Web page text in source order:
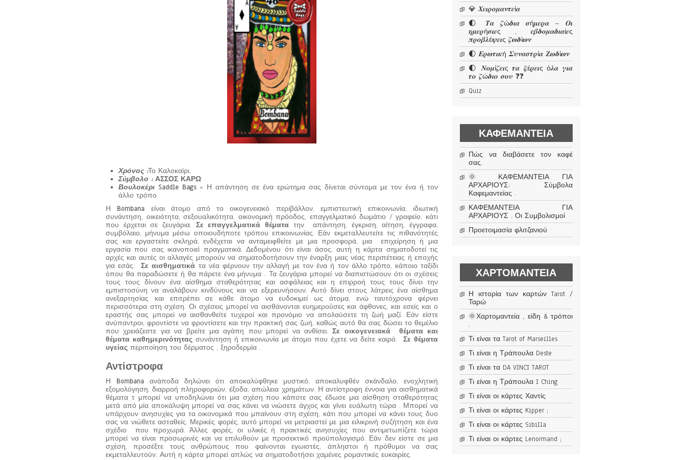
Χρόνος :Το Καλοκαίρι.
Σύμβολο : ΑΣΣΟΣ ΚΑΡΩ
Βουλοκέρι Saddle Bags = Η απάντηση σε ένα ερώτημα σας δίνεται σύντομα με τον ένα ή τον
άλλο τρόπο.
Η Bombana είναι άτομο από το οικογενειακό περιβάλλον, εμπιστευτική επικοινωνία, ιδιωτική
συνάντηση, οικειότητα, σεξουαλικότητα, οικονομική πρόοδος, επαγγελματικό δωμάτιο / γραφείο, κάτι
που έρχεται σε ζευγάρια. Σε επαγγελματικά θέματα την απάντηση, έγκριση, αίτηση, έγγραφα,
συμβόλαιο, μήνυμα μέσω οποιουδήποτε τρόπου επικοινωνίας. Εάν εκμεταλλευτείτε τις πιθανότητές
σας και εργαστείτε σκληρά, ενδέχεται να ανταμειφθείτε με μια προσφορά, μια επιχείρηση ή μια
εργασία που σας ικανοποιεί πραγματικά. Δεδομένου ότι είναι άσος, αυτή η κάρτα σηματοδοτεί τις
αρχές και αυτές οι αλλαγές μπορούν να σηματοδοτήσουν την έναρξη μιας νέας περιπέτειας ή εποχής
για εσάς.Σε αισθηματικά τα νέα φέρνουν την αλλαγή με τον ένα ή τον άλλο τρόπο, κάποιο ταξίδι
όπου θα παραδώσετε ή θα πάρετε ένα μήνυμα . Τα ζευγάρια μπορεί να διαπιστώσουν ότι οι σχέσεις
τους τους δίνουν ένα αίσθημα σταθερότητας και ασφάλειας και η επιρροή τους τους δίνει την
εμπιστοσύνη να αναλάβουν κινδύνους και να εξερευνήσουν. Αυτό δίνει στους λάτρεις ένα αίσθημα
ανεξαρτησίας και επιτρέπει σε κάθε άτομο να ευδοκιμεί ως άτομα, ενώ ταυτόχρονα φέρνει
περισσότερα στη σχέση. Οι σχέσεις μπορεί να αισθάνονται ευημερούσες και άφθονες, και εσείς και ο
εραστής σας μπορεί να αισθανθείτε τυχεροί και προνόμιο να απολαύσετε τη ζωή μαζί. Εάν είστε
ανύπαντροι, φροντίστε να φροντίσετε και την πρακτική σας ζωή, καθώς αυτό θα σας δώσει το θεμέλιο
που χρειάζεστε για να βρείτε μια αγάπη που μπορεί να ανθίσει.Σε οικογενειακά θέματα και
θέματα καθημερινότητας συνάντηση ή επικοινωνία με άτομο που έχετε να δείτε καιρό. Σε θέματα
υγείας περιποίηση του δέρματος , ξηροδερμία .
Αντίστροφα
Η Bombana ανάποδα δηλώνει ότι αποκαλύφθηκε μυστικό, αποκαλυφθέν σκάνδαλο, ενοχλητική
εξομολόγηση, διαρροή πληροφοριών, έξοδα, απώλεια χρημάτων. Η αντίστροφη έννοια για αισθηματικά
θέματα τ μπορεί να υποδηλώνει ότι μια σχέση που κάποτε σας έδωσε μια αίσθηση σταθερότητας
μετά από μία αποκάλυψη μπορεί να σας κάνει να νιώσετε άγχος και γίνει ευάλωτη τώρα . Μπορεί να
υπάρχουν ανησυχίες για τα οικονομικά που μπαίνουν στη σχέση, κάτι που μπορεί να κάνει τους δυο
σας να νιώθετε ασταθείς. Μερικές φορές, αυτό μπορεί να μετριαστεί με μια ειλικρινή συζήτηση και ένα
σχέδιο που προχωρά. Άλλες φορές, οι υλικές ή πρακτικές ανησυχίες που αντιμετωπίζετε τώρα
μπορεί να είναι προσωρινές και να επιλυθούν με προσεκτικό προϋπολογισμό. Εάν δεν είστε σε μια
σχέση, προσέξτε τους ανθρώπους που φαίνονται εγωιστές, άπληστοι ή πρόθυμοι να σας
εκμεταλλευτούν. Αυτή η κάρτα μπορεί απλώς να σηματοδοτήσει χαμένες ρομαντικές ευκαιρίες.
💎 𝜲𝜺𝜾𝝆𝝄𝝁𝜶𝝂𝝉𝜺ί𝜶
🌓 𝜯𝜶 𝜻ώ𝜹𝜾𝜶 𝝈ή𝝁𝜺𝝆𝜶 – 𝜪𝜾
𝜼𝝁𝜺𝝆ή𝝈𝜾𝜺ς , 𝜺𝜷𝜹𝝄𝝁𝜶𝜹𝜾𝜶ί𝜺ς
𝝅𝝆𝝄𝜷𝝀έ𝝍𝜺𝜾ς 𝜻𝝎𝜹ί𝝎𝝂
🌓 𝜠𝝆𝝎𝝉𝜾𝜿ή 𝜮𝝊𝝂𝜶𝝈𝝉𝝆ί𝜶 𝜡𝝎𝜹ί𝝎𝝂
🌓 𝜨𝝄𝝁ί𝜻𝜺𝜾ς 𝝉𝜶 𝝃έ𝝆𝜺𝜾ς ό𝝀𝜶 𝜸𝜾𝜶
𝝉𝝄 𝜻ώ𝜹𝜾𝝄 𝝈𝝄𝝊 ❓❓
Quiz
ΚΑΦΕΜΑΝΤΕΊΑ
Πώς να διαβάσετε τον καφέ
σας.
🌞 ΚΑΦΕΜΑΝΤΕΙΑ ΓΙΑ
ΑΡΧΑΡΙΟΥΣ: Σύμβολα
Καφεμαντείας .
ΚΑΦΕΜΑΝΤΕΙΑ ΓΙΑ
ΑΡΧΑΡΙΟΥΣ . Οι Συμβολισμοί
Προετοιμασία φλιτζανιού
ΧΑΡΤΟΜΑΝΤΕΊΑ
Η ιστορία των καρτών Tarot /
Ταρώ
🌞Χαρτομαντεία , είδη & τρόποι
.
Τι είναι τα Tarot of Marseilles
Τι είναι η Τράπουλα Deste
Τι είναι τα DA VINCI TAROT
Τι είναι η Τράπουλα I Ching
Τι είναι οι κάρτες Χαντίς
Τι είναι οι κάρτες Kipper ;
Τι είναι οι κάρτες Sibilla
Τι είναι οι κάρτες Lenormand ;